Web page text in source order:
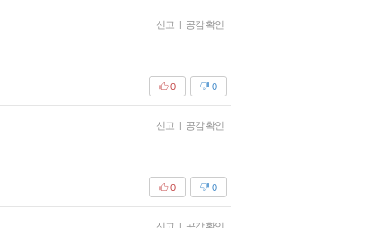
신고 | 공감 확인
0
0
신고 | 공감 확인
0
0
|